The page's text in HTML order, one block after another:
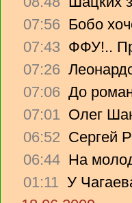
07:56 Бобо
07:43 ФФУ!..
07:26
07:06 До
07:01 Олег
06:52 Сергей
06:44 На
01:11 У